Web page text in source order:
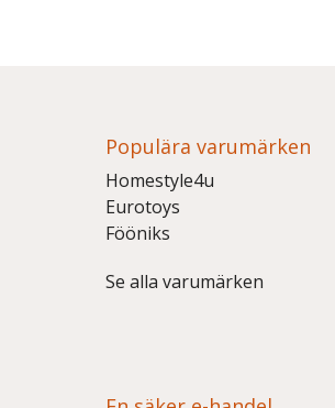
Populära varumärken
Homestyle4u
Eurotoys
Fööniks
Se alla varumärken